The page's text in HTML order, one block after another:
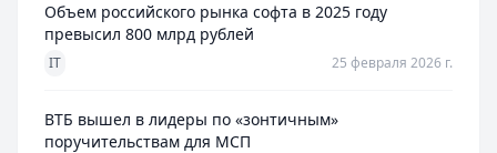
Объем российского рынка софта в 2025 году
превысил 800 млрд рублей
IT 25 февраля 2026 г.
ВТБ вышел в лидеры по «зонтичным»
поручительствам для МСП